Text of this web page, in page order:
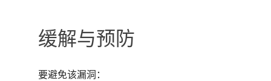
缓解与预防
要避免该漏洞：